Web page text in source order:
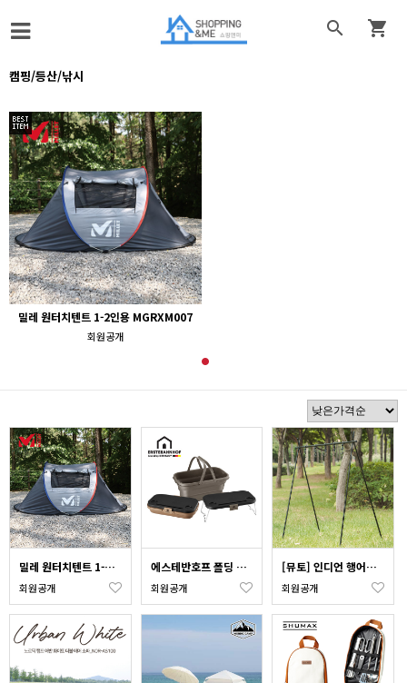
 
캠핑/등산/낚시
밀레 원터치텐트 1-2인용 MGRXM007
회원공개
밀레 원터치텐트 1-2인용 MGRXM007
회원공개
에스테반호프 폴딩 버킷 테이블_색상 택1
회원공개
[뮤토] 인디언 행어_옵션 택1
회원공개